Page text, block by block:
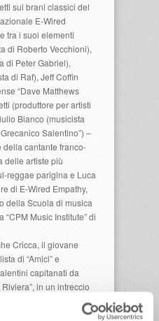
sui brani classici del
E-Wired
tra i suoi elementi
di Roberto Vecchioni),
di Peter Gabriel),
di Raf), Jeff Coffin
“Dave Matthews
(produttore per artisti
Bianco (musicista
Salentino”) –
cantante franco-
delle artiste più
reggae parigina e Luca
di E-Wired Empathy,
della Scuola di musica
Music Institute” di
Cricca, il giovane
di “Amici” e
capitanati da
in un intreccio